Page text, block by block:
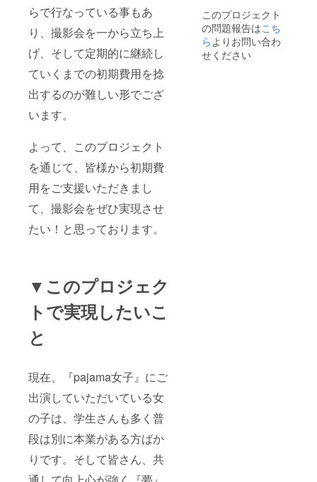
らで行なっている事もあ
り、撮影会を一から立ち上
げ、そして定期的に継続し
ていくまでの初期費用を捻
出するのが難しい形でござ
います。
よって、このプロジェクト
を通じて、皆様から初期費
用をご支援いただきまし
て、撮影会をぜひ実現させ
たい！と思っております。
▼このプロジェク
トで実現したいこ
と
現在、『pajama女子』にご
出演していただいている女
の子は、学生さんも多く普
段は別に本業がある方ばか
りです。そして皆さん、共
大事なんだ
と思いま
す。
このプロジェクト
の問題報告はこち
ら よりお問い合わ
せください